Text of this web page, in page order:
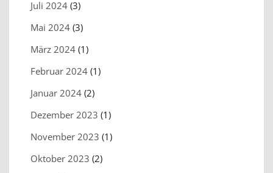
Juli 2024 (3)
Mai 2024 (3)
März 2024 (1)
Februar 2024 (1)
Januar 2024 (2)
Dezember 2023 (1)
November 2023 (1)
Oktober 2023 (2)